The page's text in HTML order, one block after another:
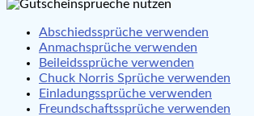
Abschiedssprüche verwenden
Anmachsprüche verwenden
Beileidssprüche verwenden
Chuck Norris Sprüche verwenden
Einladungssprüche verwenden
Freundschaftssprüche verwenden